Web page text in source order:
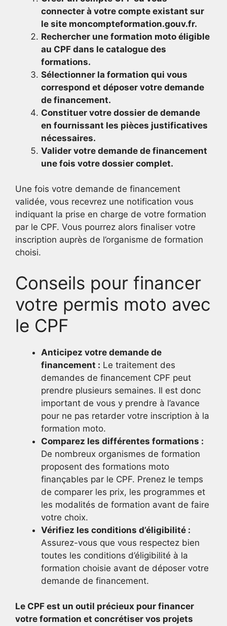
connecter à votre compte existant sur
le site moncompteformation.gouv.fr.
Rechercher une formation moto éligible
au CPF dans le catalogue des
formations.
Sélectionner la formation qui vous
correspond et déposer votre demande
de financement.
Constituer votre dossier de demande
en fournissant les pièces justificatives
nécessaires.
Valider votre demande de financement
une fois votre dossier complet.
Une fois votre demande de financement
validée, vous recevrez une notification vous
indiquant la prise en charge de votre formation
par le CPF. Vous pourrez alors finaliser votre
inscription auprès de l’organisme de formation
choisi.
Conseils pour financer
votre permis moto avec
le CPF
Anticipez votre demande de
financement : Le traitement des
demandes de financement CPF peut
prendre plusieurs semaines. Il est donc
important de vous y prendre à l’avance
pour ne pas retarder votre inscription à la
formation moto.
Comparez les différentes formations :
De nombreux organismes de formation
proposent des formations moto
finançables par le CPF. Prenez le temps
de comparer les prix, les programmes et
les modalités de formation avant de faire
votre choix.
Vérifiez les conditions d’éligibilité :
Assurez-vous que vous respectez bien
toutes les conditions d’éligibilité à la
formation choisie avant de déposer votre
demande de financement.
Le CPF est un outil précieux pour financer
votre formation et concrétiser vos projets